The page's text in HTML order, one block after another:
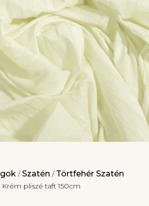
/Szatén / Törtfehér Szatén
Krém pliszé taft 150cm